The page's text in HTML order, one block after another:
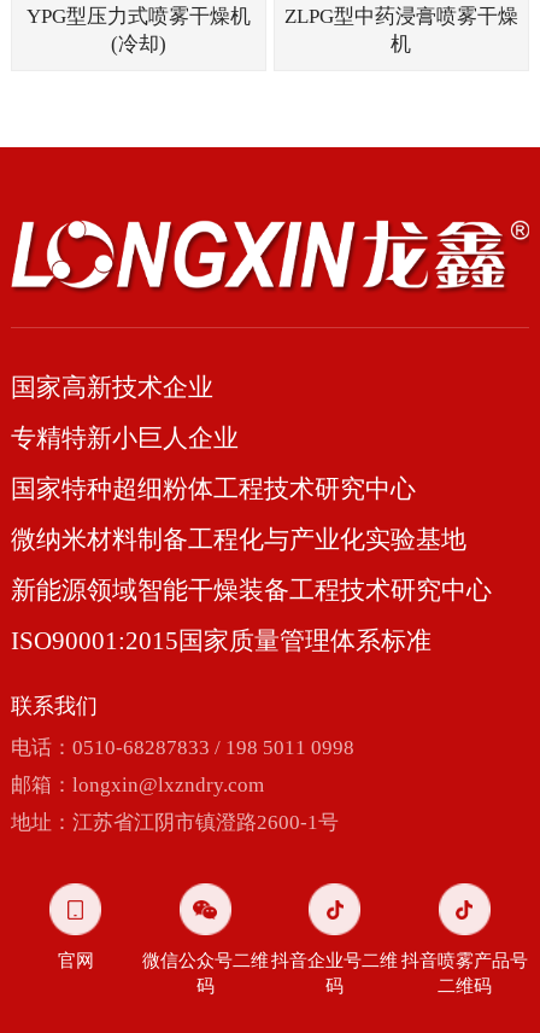
YPG型压力式喷雾干燥机
(冷却)
ZLPG型中药浸膏喷雾干燥
机
国家高新技术企业
专精特新小巨人企业
国家特种超细粉体工程技术研究中心
微纳米材料制备工程化与产业化实验基地
新能源领域智能干燥装备工程技术研究中心
ISO90001:2015国家质量管理体系标准
联系我们
电话：0510-68287833 / 198 5011 0998
邮箱： longxin@lxzndry.com
地址：江苏省江阴市镇澄路2600-1号
官网
微信公众号二维
码
抖音企业号二维
码
抖音喷雾产品号
二维码